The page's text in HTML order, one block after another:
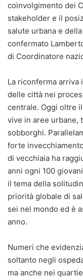
coinvolgimento dei
stakeholder e il
salute urbana e
confermato
di Coordinatore
La riconferma
delle città nei
centrale. Oggi oltre
vive in aree urbane,
sobborghi.
forte
di vecchiaia ha
anni ogni 100
il tema della
priorità globale di
sei nel mondo ed è
anno.
Numeri che
soltanto negli
ma anche nei